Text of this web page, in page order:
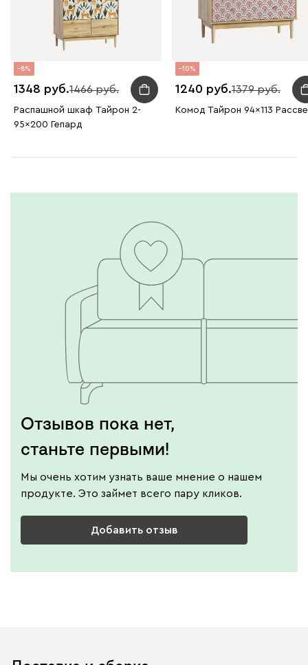
8
1348 1466
Распашной шкаф Тайрон 2-
95x200 Гепард
10
1240 1379
Комод Тайрон 94x113
Отзывов пока нет,
станьте первыми!
Мы очень хотим узнать ваше мнение о нашем
продукте. Это займет всего пару кликов.
Добавить отзыв